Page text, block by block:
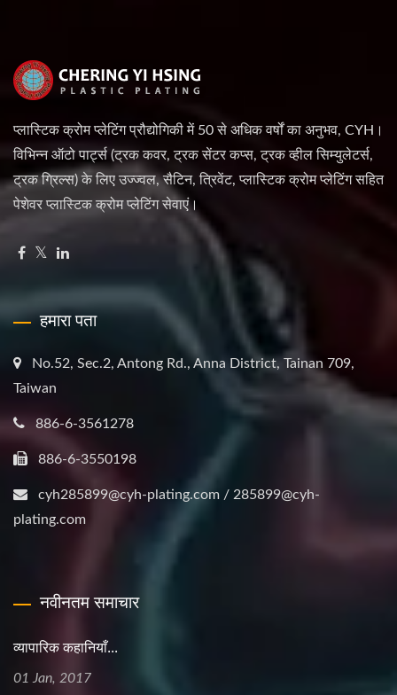
प्लास्टिक क्रोम प्लेटिंग प्रौद्योगिकी में 50 से अधिक वर्षों का अनुभव, CYH।
विभिन्न ऑटो पार्ट्स (ट्रक कवर, ट्रक सेंटर कप्स, ट्रक व्हील सिम्युलेटर्स,
ट्रक ग्रिल्स) के लिए उज्ज्वल, सैटिन, त्रिवेंट, प्लास्टिक क्रोम प्लेटिंग सहित
पेशेवर प्लास्टिक क्रोम प्लेटिंग सेवाएं।
हमारा पता
No.52, Sec.2, Antong Rd., Anna District, Tainan 709,
Taiwan
886-6-3561278
886-6-3550198
cyh285899@cyh-plating.com / 285899@cyh-
plating.com
नवीनतम समाचार
व्यापारिक कहानियाँ...
01 Jan, 2017